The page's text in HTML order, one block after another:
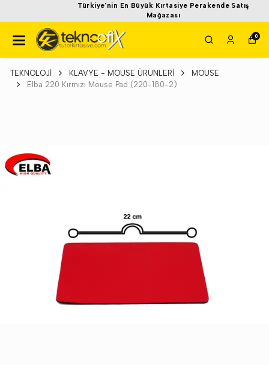
Türkiye'nin En Büyük Kırtasiye Perakende Satış
Mağazası
0
TEKNOLOJİ KLAVYE - MOUSE ÜRÜNLERİ
MOUSE
Elba 220 Kırmızı Mouse Pad (220-180-2)